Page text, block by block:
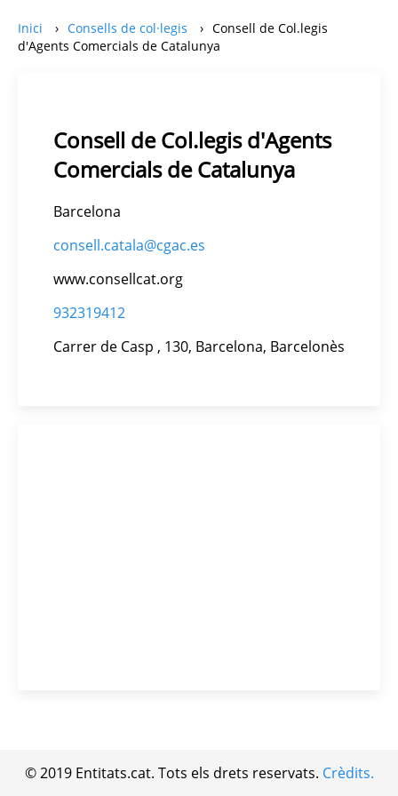
Inici Consells de col·legis
Consell de Col.legis
d'Agents Comercials de Catalunya
Consell de Col.legis d'Agents
Comercials de Catalunya
Barcelona
consell.catala@cgac.es
www.consellcat.org
932319412
Carrer de Casp , 130, Barcelona, Barcelonès
© 2019 Entitats.cat. Tots els drets reservats. Crèdits.